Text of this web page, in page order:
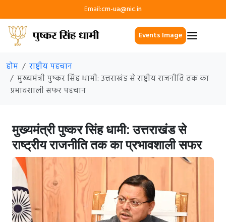
Email:cm-ua@nic.in
Events Image
होम
राष्ट्रीय पहचान
मुख्यमंत्री पुष्कर सिंह धामी: उत्तराखंड से राष्ट्रीय राजनीति तक का
प्रभावशाली सफर पहचान
मुख्यमंत्री पुष्कर सिंह धामी: उत्तराखंड से
राष्ट्रीय राजनीति तक का प्रभावशाली सफर